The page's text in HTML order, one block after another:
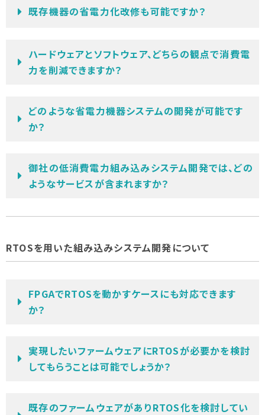
既存機器の省電力化改修も可能ですか？
ハードウェアとソフトウェア、どちらの観点で消費電
力を削減できますか？
どのような省電力機器システムの開発が可能です
か？
御社の低消費電力組み込みシステム開発では、どの
ようなサービスが含まれますか？
RTOSを用いた組み込みシステム開発について
FPGAでRTOSを動かすケースにも対応できます
か？
実現したいファームウェアにRTOSが必要かを検討
してもらうことは可能でしょうか？
既存のファームウェアがありRTOS化を検討してい